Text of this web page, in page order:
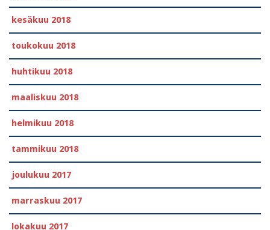
kesäkuu 2018
toukokuu 2018
huhtikuu 2018
maaliskuu 2018
helmikuu 2018
tammikuu 2018
joulukuu 2017
marraskuu 2017
lokakuu 2017